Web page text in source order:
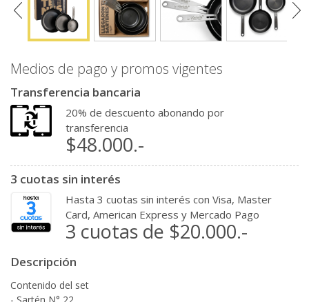
Medios de pago y promos vigentes
Transferencia bancaria
20% de descuento abonando por
transferencia
$48.000.-
3 cuotas sin interés
Hasta 3 cuotas sin interés con Visa, Master
Card, American Express y Mercado Pago
3 cuotas de $20.000.-
Descripción
Contenido del set